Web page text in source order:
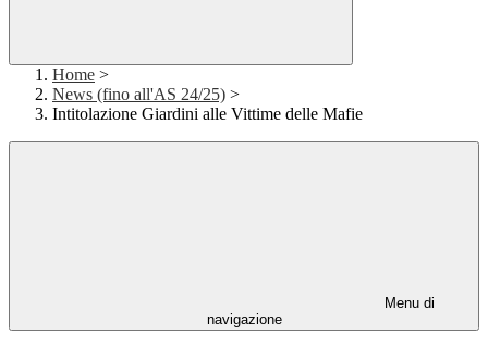
Home >
News (fino all'AS 24/25) >
Intitolazione Giardini alle Vittime delle Mafie
Menu di
navigazione